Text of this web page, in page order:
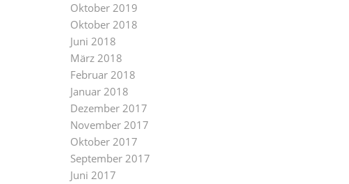
Oktober 2019
Oktober 2018
Juni 2018
März 2018
Februar 2018
Januar 2018
Dezember 2017
November 2017
Oktober 2017
September 2017
Juni 2017